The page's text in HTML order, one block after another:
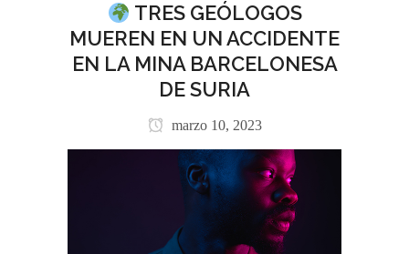
TRES GEÓLOGOS
MUEREN EN UN ACCIDENTE
EN LA MINA BARCELONESA
DE SURIA
marzo 10, 2023